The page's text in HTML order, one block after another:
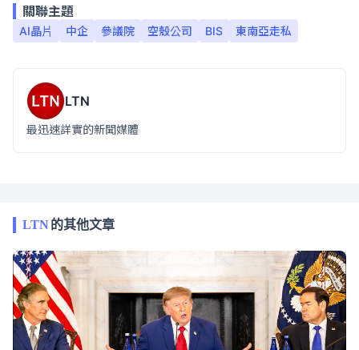
關聯主題
AI晶片 中企 參議院 空殼公司 BIS 東南亞走私
LTN
最迅速詳實的新聞媒體
LTN的其他文章